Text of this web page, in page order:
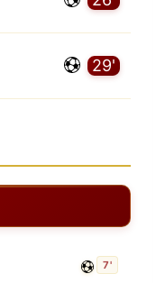
29'
7'